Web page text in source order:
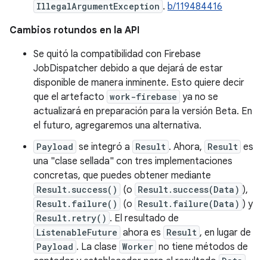
IllegalArgumentException . b/119484416
Cambios rotundos en la API
Se quitó la compatibilidad con Firebase
JobDispatcher debido a que dejará de estar
disponible de manera inminente. Esto quiere decir
que el artefacto work-firebase ya no se
actualizará en preparación para la versión Beta. En
el futuro, agregaremos una alternativa.
Payload se integró a Result . Ahora, Result es
una "clase sellada" con tres implementaciones
concretas, que puedes obtener mediante
Result.success() (o Result.success(Data) ),
Result.failure() (o Result.failure(Data) ) y
Result.retry() . El resultado de
ListenableFuture ahora es Result , en lugar de
Payload . La clase Worker no tiene métodos de